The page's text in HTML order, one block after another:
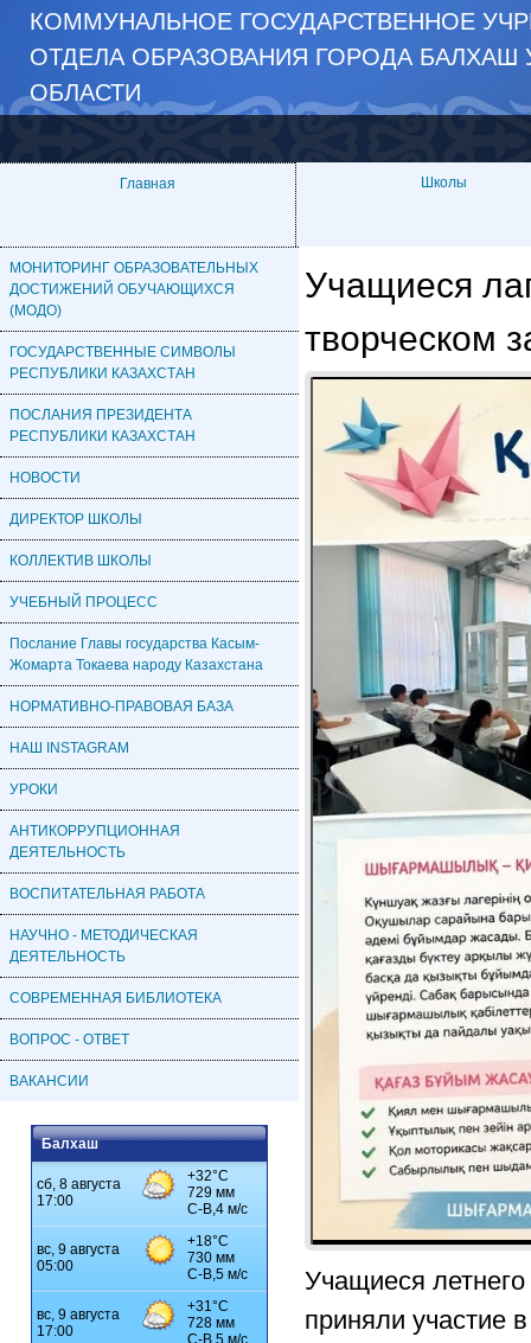
КОММУНАЛЬНОЕ ГОСУДАРСТВЕННОЕ
ОТДЕЛА ОБРАЗОВАНИЯ ГОРОДА БАЛХАШ
ОБЛАСТИ
Главная Школы
МОНИТОРИНГ ОБРАЗОВАТЕЛЬНЫХ
ДОСТИЖЕНИЙ ОБУЧАЮЩИХСЯ
(МОДО)
ГОСУДАРСТВЕННЫЕ СИМВОЛЫ
РЕСПУБЛИКИ КАЗАХСТАН
ПОСЛАНИЯ ПРЕЗИДЕНТА
РЕСПУБЛИКИ КАЗАХСТАН
НОВОСТИ
ДИРЕКТОР ШКОЛЫ
КОЛЛЕКТИВ ШКОЛЫ
УЧЕБНЫЙ ПРОЦЕСС
Послание Главы государства Касым-
Жомарта Токаева народу Казахстана
НОРМАТИВНО-ПРАВОВАЯ БАЗА
НАШ INSTAGRAM
УРОКИ
АНТИКОРРУПЦИОННАЯ
ДЕЯТЕЛЬНОСТЬ
ВОСПИТАТЕЛЬНАЯ РАБОТА
НАУЧНО - МЕТОДИЧЕСКАЯ
ДЕЯТЕЛЬНОСТЬ
СОВРЕМЕННАЯ БИБЛИОТЕКА
ВОПРОС - ОТВЕТ
ВАКАНСИИ
Балхаш
Учащиеся
творческом
Учащиеся
приняли участие